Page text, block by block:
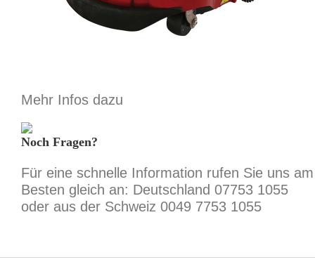
Mehr Infos dazu
Noch Fragen?
Für eine schnelle Information rufen Sie uns am
Besten gleich an: Deutschland 07753 1055
oder aus der Schweiz 0049 7753 1055